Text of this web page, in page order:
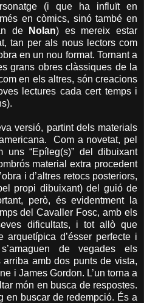
(i que ha influït en
en còmics, sinó també en
de
Nolan) es mereix estar
tan per als nous lectors com
en un nou format. Tornant a
grans obres clàssiques de la
en els altres, són creacions
lectures cada cert temps i
versió, partint dels materials
Com a novetat, pel
“Epíleg(s)” del dibuixant
material extra procedent
i d’altres retocs posteriors,
propi dibuixant) del guió de
però, és evidentment la
del Cavaller Fosc, amb els
dificultats, i tot allò que
arquetípica d’ésser perfecte i
de vegades els
amb dos punts de vista,
i James Gordon. L’un torna a
món en busca de respostes.
en buscar de redempció. És a